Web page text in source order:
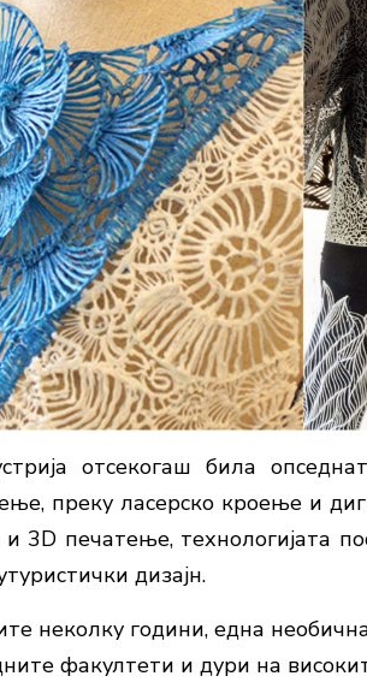
отсекогаш била
преку ласерско кроење и
и 3D печатење, технологијата
дизајн.
неколку години, една
факултети и дури на